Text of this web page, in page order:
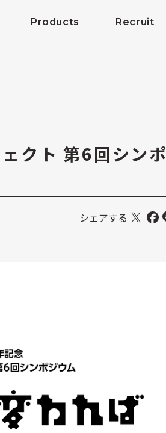
Products Recruit
クト 第6回シンポ
シェアする